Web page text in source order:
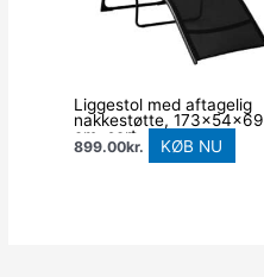
Liggestol med aftagelig
nakkestøtte, 173x54x69
cm, sort
899.00kr. KØB NU